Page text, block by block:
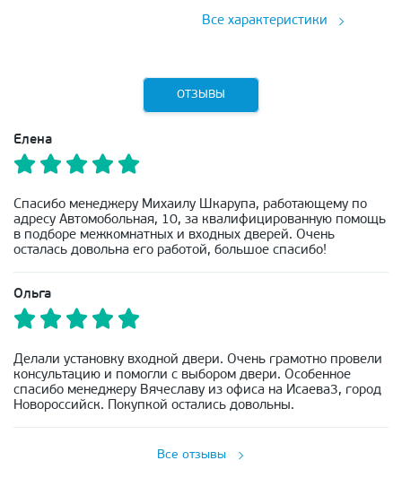
Все характеристики
ОТЗЫВЫ
Елена
Спасибо менеджеру Михаилу Шкарупа, работающему по
адресу Автомобольная, 10, за квалифицированную помощь
в подборе межкомнатных и входных дверей. Очень
осталась довольна его работой, большое спасибо!
Ольга
Делали установку входной двери. Очень грамотно провели
консультацию и помогли с выбором двери. Особенное
спасибо менеджеру Вячеславу из офиса на Исаева3, город
Новороссийск. Покупкой остались довольны.
Все отзывы